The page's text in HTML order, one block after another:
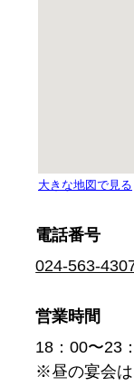
電話番号
024-563-
営業時間
18：00〜23
※昼の宴会